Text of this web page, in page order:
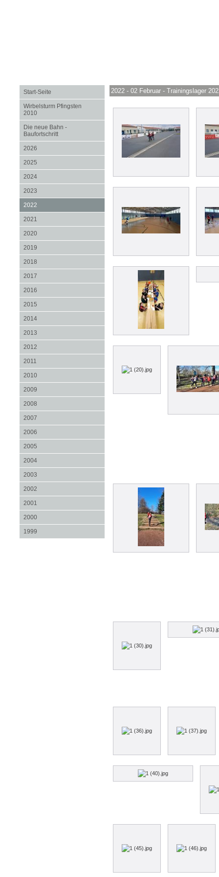
Start-Seite
Wirbelsturm Pfingsten
2010
Die neue Bahn -
Baufortschritt
2026
2025
2024
2023
2022
2021
2020
2019
2018
2017
2016
2015
2014
2013
2012
2011
2010
2009
2008
2007
2006
2005
2004
2003
2002
2001
2000
1999
2022 - 02 Februar - Trainingslager